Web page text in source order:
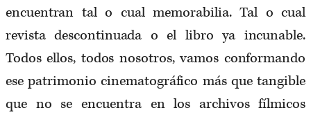
encuentran tal o cual memorabilia. Tal o cual
revista descontinuada o el libro ya incunable.
Todos ellos, todos nosotros, vamos conformando
ese patrimonio cinematográfico más que tangible
que no se encuentra en los archivos fílmicos